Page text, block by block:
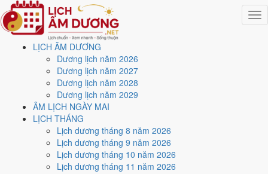
LỊCH ÂM DƯƠNG
Dương lịch năm 2026
Dương lịch năm 2027
Dương lịch năm 2028
Dương lịch năm 2029
ÂM LỊCH NGÀY MAI
LỊCH THÁNG
Lịch dương tháng 8 năm 2026
Lịch dương tháng 9 năm 2026
Lịch dương tháng 10 năm 2026
Lịch dương tháng 11 năm 2026
Trang chủ
Lịch năm 2026
Tháng 11/2026
Ngày 26/11/2026 (Giáp Thìn)
Xem ngày26/11/2026
dương lịch - Ngày 18/10 âm